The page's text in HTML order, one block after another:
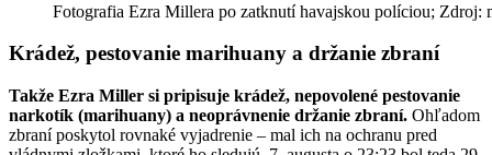
Fotografia Ezra Millera po zatknutí havajskou políciou; Zdroj:
Krádež, pestovanie marihuany a držanie zbraní
Takže Ezra Miller si pripisuje krádež, nepovolené pestovanie
narkotík (marihuany) a neoprávnenie držanie zbraní. Ohľadom
zbraní poskytol rovnaké vyjadrenie – mal ich na ochranu pred